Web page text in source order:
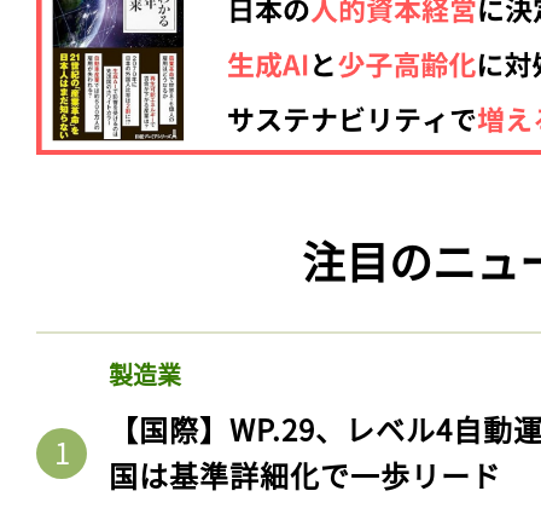
注目のニュ
製造業
【国際】WP.29、レベル4自動
国は基準詳細化で一歩リード